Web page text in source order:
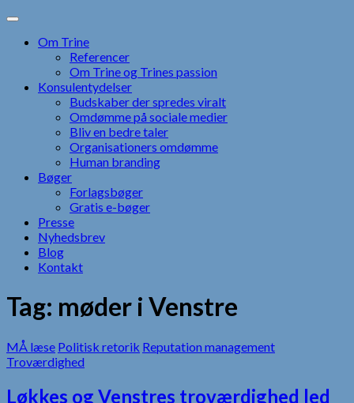
Skip
contentOm Trine
Referencer
Om Trine og Trines passion
Konsulentydelser
Budskaber der spredes viralt
Omdømme på sociale medier
Bliv en bedre taler
Organisationers omdømme
Human branding
Bøger
Forlagsbøger
Gratis e-bøger
Presse
Nyhedsbrev
Blog
Kontakt
Tag: møder i Venstre
MÅ læse Politisk retorik Reputation management
Troværdighed
Løkkes og Venstres troværdighed led